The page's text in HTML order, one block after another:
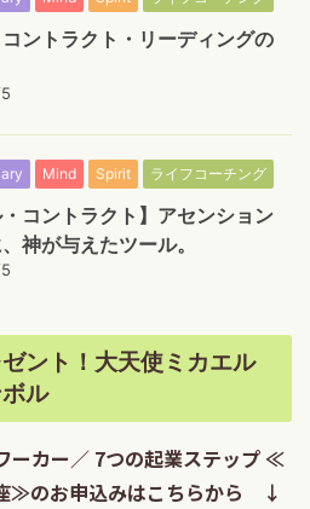
ントラクト・リーディングの
Mind Spirit ライフコーチング
・コントラクト】アセンション
神が与えたツール。
ント！大天使ミカエル
ル
ーカー／ 7つの起業ステップ ≪
≫のお申込みはこちらから ↓